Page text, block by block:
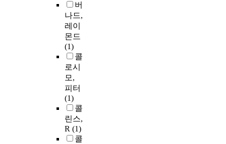
버
나드,
레이
몬드
(1)
콜
로시
모,
피터
(1)
콜
린스,
R (1)
콜